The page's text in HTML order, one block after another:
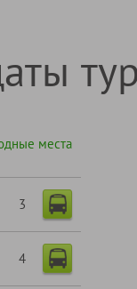
места
3
4